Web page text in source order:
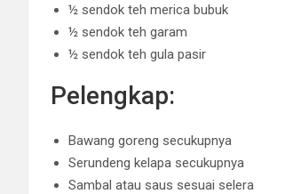
½ sendok teh merica bubuk
½ sendok teh garam
½ sendok teh gula pasir
Pelengkap:
Bawang goreng secukupnya
Serundeng kelapa secukupnya
Sambal atau saus sesuai selera